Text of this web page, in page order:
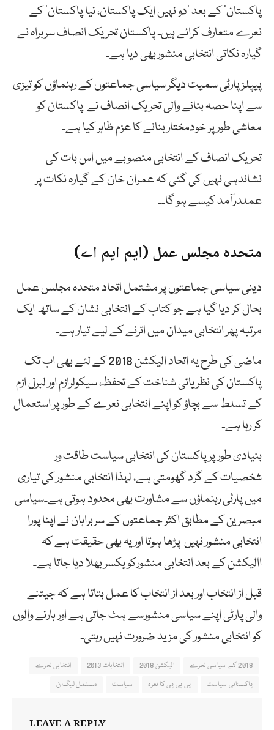
پاکستان‘ کے بعد ’دو نہیں ایک پاکستان، نیا پاکستان‘ کے
نعرے متعارف کرائے ہیں۔ پاکستان تحریک انصاف سربراہ نے
گیارہ نکاتی انتخابی منشوربھی دیا ہے۔
پیپلزپارٹی سمیت دیگر سیاسی جماعتوں کے رہنماؤں کو تیزی
سے اپنا حصہ بنانے والی تحریک انصاف نے پاکستان کو
معاشی طور پر خودمختار بنانے کا عزم ظاہر کیا ہے۔
تحریک انصاف کے انتخابی منصوبے میں اس بات کی
نشاندہی نہیں کی گئی کہ عمران خان کے گیارہ نکات پر
عملدرآمد کیسے ہو گا۔۔
متحدہ مجلس عمل (ایم ایم اے)
دینی سیاسی جماعتوں پر مشتمل اتحاد متحدہ مجلس عمل
بحال کر دیا گیا ہے جو کتاب کے انتخابی نشان کے ساتھ ایک
مرتبہ پھر انتخابی میدان میں اترنے کے لیے تیار ہے۔
ماضی کی طرح یہ اتحاد الیکشن 2018 کے لئے بھی اب تک
پاکستان کی نظریاتی شناخت کے تحفظ، سیکولرازم اور لبرل ازم
کے تسلط سے بچاؤ کو اپنے انتخابی نعرے کے طور پر استعمال
کر رہا ہے۔
بنیادی طور پرپاکستان کی انتخابی سیاست طاقت ور
شخصیات کے گرد گھومتی ہے، لہذا انتخابی منشور کی تیاری
میں پارٹی رہنماؤں سے مشاورت بھی محدود ہوتی ہے۔سیاسی
مبصرین کے مطابق اکثر جماعتوں کے سربراہان نے اپنا پورا
انتخابی منشور نہیں پڑھا ہوتا اور یہ بھی حقیقت ہے کہ
االیکشن کے بعد انتخابی منشورکو یکسر بھلا دیا جاتا ہے۔
قبل از انتخاب اور بعد از انتخاب کا عمل بتاتا ہے کہ جیتنے
والی پارٹی اپنے سیاسی منشورسے ہٹ جاتی ہے اور ہارنے والوں
کو انتخابی منشور کی مزید ضرورت نہیں رہتی۔
2018 کے سیاسی نعرے الیکشن 2018 انتخابات 2013
انتخابی نعرے
پاکستانی سیاست
پی پی پی کا نعرہ سیاست مسلمل لیگ ن
LEAVE A REPLY